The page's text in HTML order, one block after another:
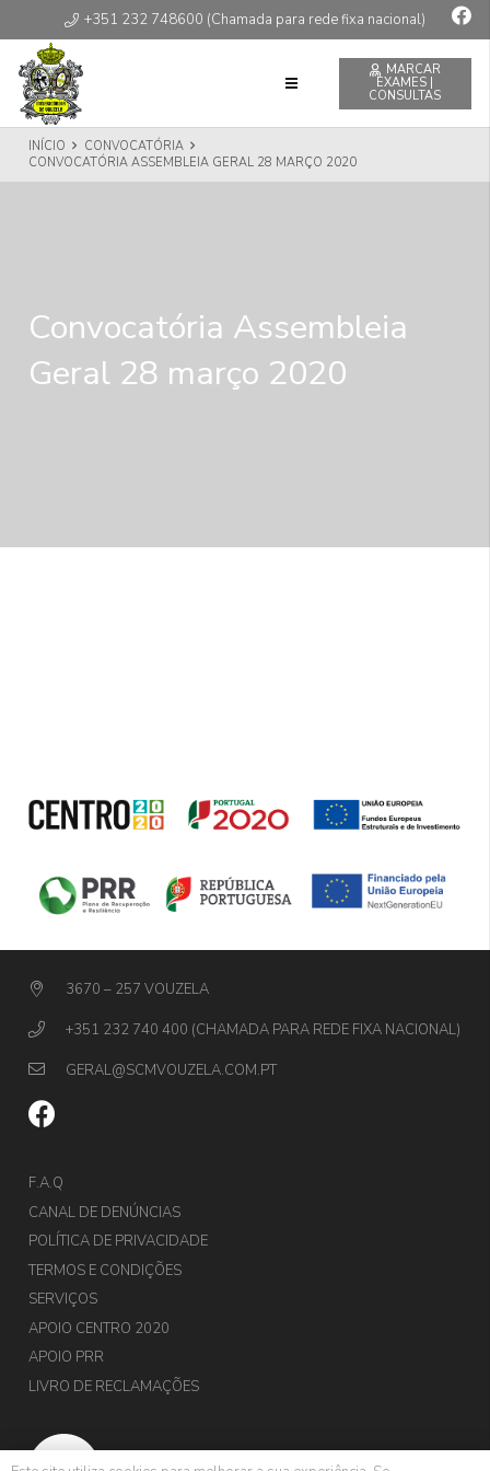
+351 232 748600 (Chamada para rede fixa nacional)
MARCAR
EXAMES |
CONSULTAS
INÍCIO
CONVOCATÓRIA
CONVOCATÓRIA ASSEMBLEIA GERAL 28 MARÇO 2020
Convocatória Assembleia
Geral 28 março 2020
3670 – 257 VOUZELA
+351 232 740 400 (CHAMADA PARA REDE FIXA NACIONAL)
GERAL@SCMVOUZELA.COM.PT
F.A.Q
CANAL DE DENÚNCIAS
POLÍTICA DE PRIVACIDADE
TERMOS E CONDIÇÕES
SERVIÇOS
APOIO CENTRO 2020
APOIO PRR
LIVRO DE RECLAMAÇÕES